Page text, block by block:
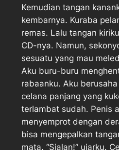
Kemudian tangan
kembarnya. Kuraba
remas. Lalu tangan
CD-nya. Namun,
sesuatu yang mau
Aku buru-buru
rabaanku. Aku
celana panjang yang
terlambat sudah. Penis
menyemprot dengan
bisa mengepalkan
mata. “Sialan!” ujarku.